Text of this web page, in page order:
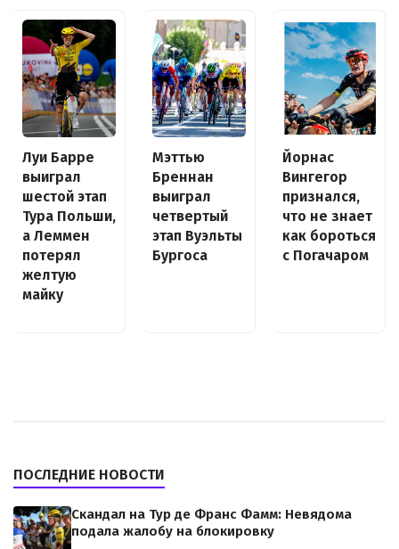
Луи Барре
выиграл
шестой этап
Тура Польши,
а Леммен
потерял
желтую
майку
Мэттью
Бреннан
выиграл
четвертый
этап Вуэльты
Бургоса
Йорнас
Вингегор
признался,
что не знает
как бороться
с Погачаром
ПОСЛЕДНИЕ НОВОСТИ
Скандал на Тур де Франс Фамм: Невядома
подала жалобу на блокировку